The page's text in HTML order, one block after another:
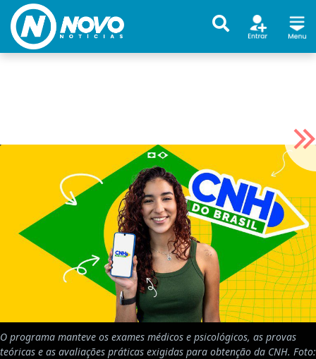
O programa manteve os exames médicos e psicológicos, as provas
teóricas e as avaliações práticas exigidas para obtenção da CNH. Foto: